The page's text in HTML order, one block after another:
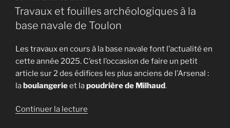
LE
Travaux et fouilles archéologiques à la
base navale de Toulon
Les travaux en cours à la base navale font l’actualité en
cette année 2025. C’est l’occasion de faire un petit
article sur 2 des édifices les plus anciens de l’Arsenal :
laboulangerieet lapoudrière de Milhaud.
Continuer la lecture